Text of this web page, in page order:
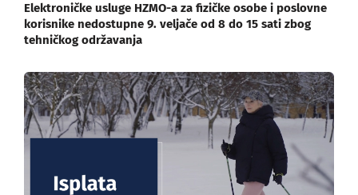
Elektroničke usluge HZMO-a za fizičke osobe i poslovne
korisnike nedostupne 9. veljače od 8 do 15 sati zbog
tehničkog održavanja